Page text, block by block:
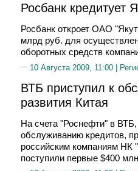
Росбанк кредитует
Росбанк откроет ОАО
млрд руб. для
оборотных средств
10 Августа 2009, 11:00 |
ВТБ приступил к
развития Китая
На счета "Роснефти" в
обслуживанию кредитов,
российским компаниям НК
поступили первые $400